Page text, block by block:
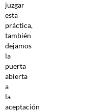
juzgar
esta
práctica,
también
dejamos
la
puerta
abierta
a
la
aceptación